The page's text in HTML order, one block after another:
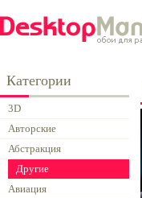
Категории
3D
Авторские
Абстракция
Другие
Авиация